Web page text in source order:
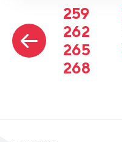
259
262
265
268